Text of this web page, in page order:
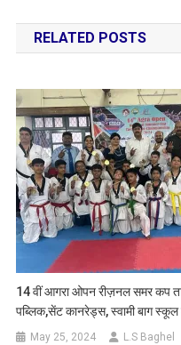
navigation
RELATED POSTS
14 वीं आगरा ओपन रीज़नल समर कप
पब्लिक,सेंट कानरेड्स, स्वामी बाग
May 25, 2024 L.S Baghel